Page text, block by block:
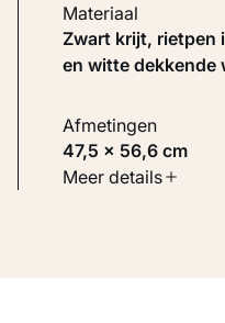
Materiaal
Zwart krijt, rietpen in (oorspronkelijk) zwarte inkt
en witte dekkende
Afmetingen
47,5 × 56,6 cm
Soort werk
Meer details